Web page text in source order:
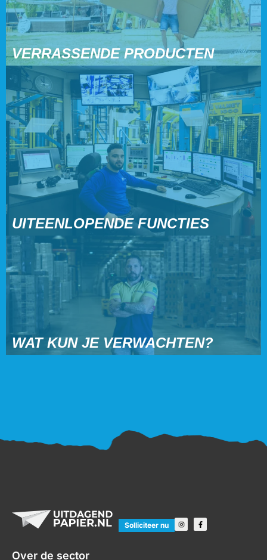
VERRASSENDE PRODUCTEN
UITEENLOPENDE FUNCTIES
WAT KUN JE VERWACHTEN?
Solliciteer nu
Over de sector